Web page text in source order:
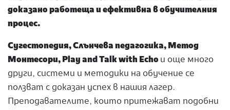
доказано работеща и ефективна в обучителния
процес.
Сугестопедия, Слънчева педагогика, Метод
Монтесори, Play and Talk with Echo и още много
други, системи и методики на обучение се
ползват с доказан успех в нашия лагер.
Преподавателите, които притежават подобни